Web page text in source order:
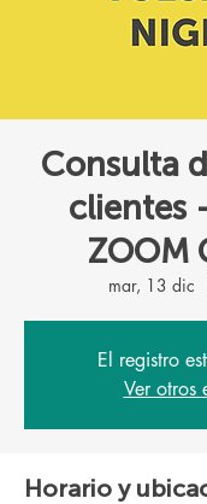
Consulta
clientes
ZOOM
mar, 13 dic
El registro
Ver otros
Horario y